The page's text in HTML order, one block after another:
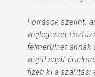
Források szerint,
véglegesen
felmerülhet annak
végül saját
fizeti ki a szállítási